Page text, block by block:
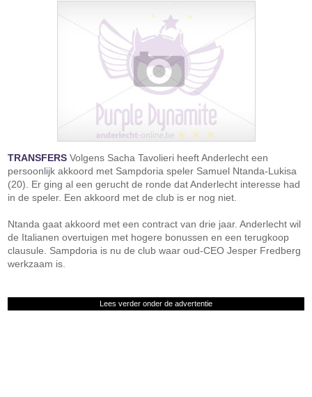
TRANSFERS Volgens Sacha Tavolieri heeft Anderlecht een
persoonlijk akkoord met Sampdoria speler Samuel Ntanda-Lukisa
(20). Er ging al een gerucht de ronde dat Anderlecht interesse had
in de speler. Een akkoord met de club is er nog niet.
Ntanda gaat akkoord met een contract van drie jaar. Anderlecht wil
de Italianen overtuigen met hogere bonussen en een terugkoop
clausule. Sampdoria is nu de club waar oud-CEO Jesper Fredberg
werkzaam is.
Lees verder onder de advertentie